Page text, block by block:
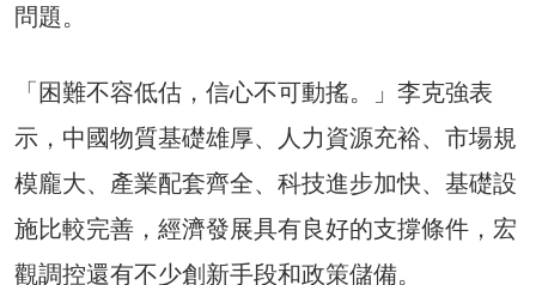
問題。
「困難不容低估，信心不可動搖。」李克強表
示，中國物質基礎雄厚、人力資源充裕、市場規
模龐大、產業配套齊全、科技進步加快、基礎設
施比較完善，經濟發展具有良好的支撐條件，宏
觀調控還有不少創新手段和政策儲備。